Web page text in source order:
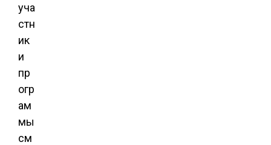
уча
стн
ик
и
пр
огр
ам
мы
см